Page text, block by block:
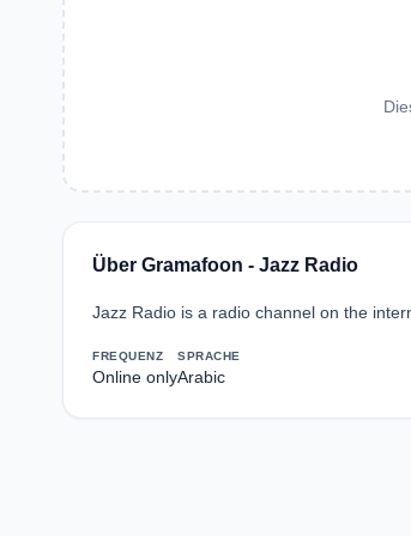
Über Gramafoon - Jazz Radio
Jazz Radio is a radio channel on the
FREQUENZ
Online only
SPRACHE
Arabic